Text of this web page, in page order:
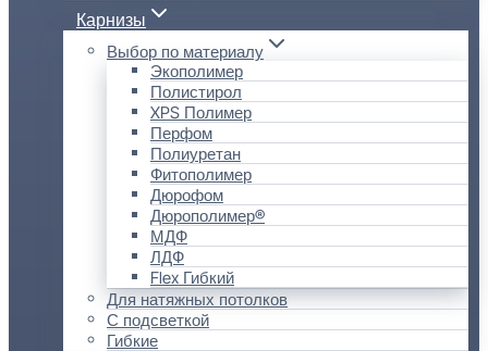
Карнизы
Выбор по материалу
Экополимер
Полистирол
XPS Полимер
Перфом
Полиуретан
Фитополимер
Дюрофом
Дюрополимер®
МДФ
ЛДФ
Flex Гибкий
Для натяжных потолков
С подсветкой
Гибкие